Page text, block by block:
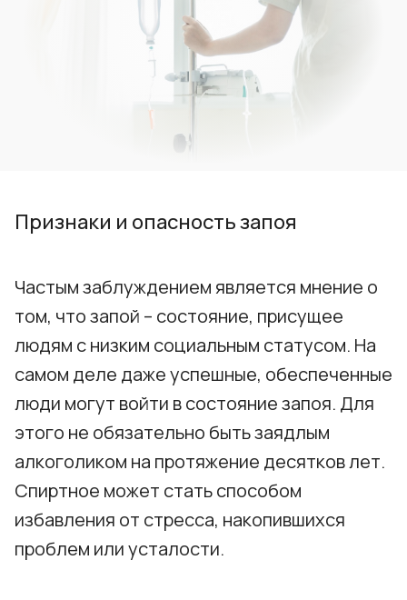
Признаки и опасность запоя
Частым заблуждением является мнение о
том, что запой – состояние, присущее
людям с низким социальным статусом. На
самом деле даже успешные, обеспеченные
люди могут войти в состояние запоя. Для
этого не обязательно быть заядлым
алкоголиком на протяжение десятков лет.
Спиртное может стать способом
избавления от стресса, накопившихся
проблем или усталости.